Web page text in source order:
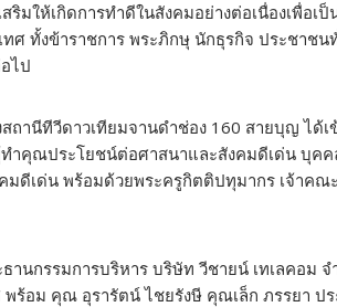
ริมให้เกิดการทำดีในสังคมอย่างต่อเนื่องเพื่อ
ศ ทั้งข้าราชการ พระภิกษุ นักธุรกิจ ประชาชน
ไป
านีทีวีดาวเทียมจานดำช่อง 160 สายบุญ ได้เ
ำคุณประโยชน์ต่อศาสนาและสังคมดีเด่น บุคค
ดีเด่น พร้อมด้วยพระครูกิตติปทุมากร เจ้าคณะ
นกรรมการบริหาร บริษัท วีชายน์ เทเลคอม จ
ร้อม คุณ อุรารัตน์ ไชยรังษี คุณเล็ก ภรรยา ปร